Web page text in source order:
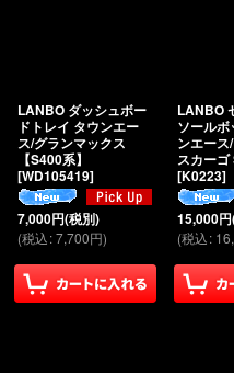
LANBO ダッシュボー
ドトレイ タウンエー
ス/グランマックス
【S400系】
[WD105419]
7,000円(税別)
(税込:7,700円)
LANBO
ソールボ
ンエース
スカーゴ
[K0223]
15,000円
(税込: